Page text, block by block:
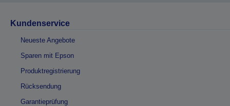
Kundenservice
Neueste Angebote
Sparen mit Epson
Produktregistrierung
Rücksendung
Garantieprüfung